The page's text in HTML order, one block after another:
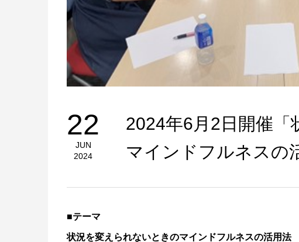
22
JUN
2024
2024年6月2日開催
マインドフルネスの
■テーマ
状況を変えられないときのマインドフルネスの活用法